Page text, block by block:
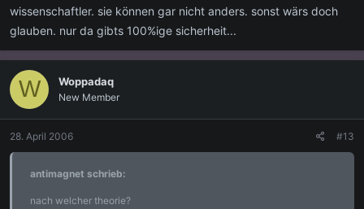
wissenschaftler. sie können gar nicht anders. sonst wärs doch
glauben. nur da gibts 100%ige sicherheit...
W Woppadaq
New Member
28. April 2006 #13
antimagnet schrieb:
nach welcher theorie?